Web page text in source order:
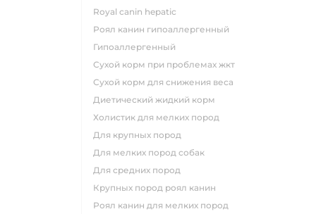
royal canin hepatic
роял канин гипоаллергенный
гипоаллергенный
сухой корм при проблемах жкт
сухой корм для снижения веса
диетический жидкий корм
холистик для мелких пород
для крупных пород
для мелких пород собак
для средних пород
крупных пород роял канин
роял канин для мелких пород